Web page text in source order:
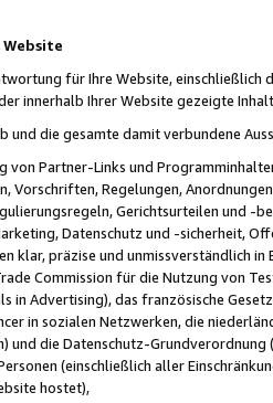
für Ihre Website,
innerhalb Ihrer Website gezeigte
und die gesamte damit verbundene
von Partner-Links und
Vorschriften, Regelungen,
Gerichtsurteilen und -
Datenschutz und -sicherheit,
klar, präzise und unmissverständlich
Commission für die Nutzung von
in Advertising), das französische
in sozialen Netzwerken, die
und die Datenschutz-
(einschließlich aller
hostet),